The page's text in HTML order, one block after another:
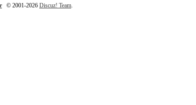
© 2001-2026 Discuz! Team.